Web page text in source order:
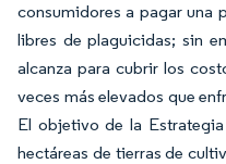
consumidores a pagar una
libres de plaguicidas; sin
alcanza para cubrir los
veces más elevados que
El objetivo de la
hectáreas de tierras de